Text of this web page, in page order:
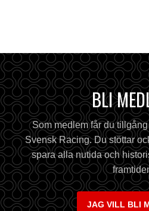
BLI
Som medlem får du
Svensk Racing. Du stöttar
spara alla nutida och
JAG VILL BLI